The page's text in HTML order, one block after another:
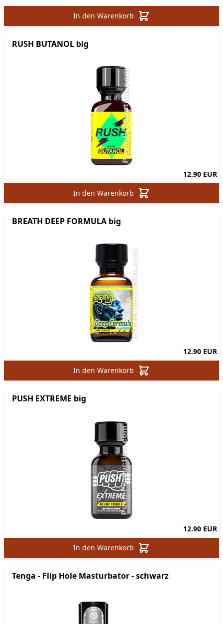
In den Warenkorb
RUSH BUTANOL big
12.90 EUR
In den Warenkorb
BREATH DEEP FORMULA big
12.90 EUR
In den Warenkorb
PUSH EXTREME big
12.90 EUR
In den Warenkorb
Tenga - Flip Hole Masturbator - schwarz